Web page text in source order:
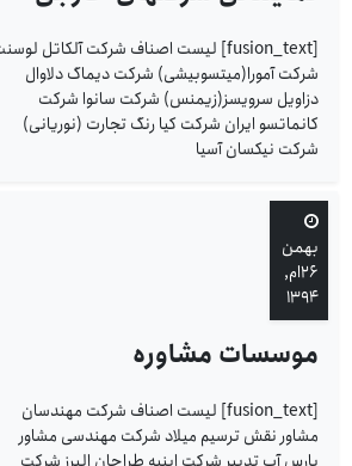
[fusion_text] لیست اصناف شرکت آلکاتل لوسنت
شرکت آمورا(میتسوبیشی) شرکت دیماگ دلاوال
دزاویل سرویسز(زیمنس) شرکت سانوا شرکت
کانماتسو ایران شرکت کیا رنگ تجارت (نوریانی)
شرکت نیکسان آسیا
بهمن
۲۶ام,
۱۳۹۴
موسسات مشاوره
[fusion_text] لیست اصناف شرکت مهندسان
مشاور نقش ترسیم میلاد شرکت مهندسی مشاور